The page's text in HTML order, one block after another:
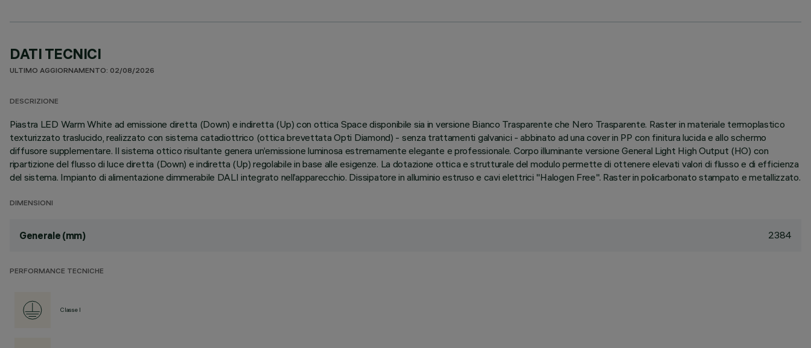
DATI TECNICI
ULTIMO AGGIORNAMENTO: 02/08/2026
DESCRIZIONE
Piastra LED Warm White ad emissione diretta (Down) e indiretta (Up) con ottica Space disponibile sia in versione Bianco Trasparente che Nero Trasparente. Raster in materiale termoplastico
texturizzato traslucido, realizzato con sistema catadiottrico (ottica brevettata Opti Diamond) - senza trattamenti galvanici - abbinato ad una cover in PP con finitura lucida e allo schermo
diffusore supplementare. Il sistema ottico risultante genera un’emissione luminosa estremamente elegante e professionale. Corpo illuminante versione General Light High Output (HO) con
ripartizione del flusso di luce diretta (Down) e indiretta (Up) regolabile in base alle esigenze. La dotazione ottica e strutturale del modulo permette di ottenere elevati valori di flusso e di efficienza
del sistema. Impianto di alimentazione dimmerabile DALI integrato nell’apparecchio. Dissipatore in alluminio estruso e cavi elettrici "Halogen Free". Raster in policarbonato stampato e metallizzato.
DIMENSIONI
Generale (mm) 2384
PERFORMANCE TECNICHE
Classe I